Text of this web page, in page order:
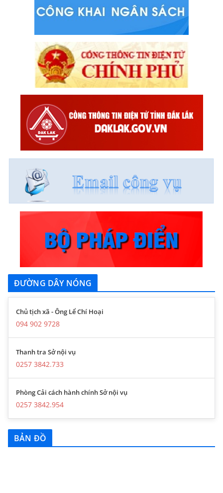
ĐƯỜNG DÂY NÓNG
Chủ tịch xã - Ông Lể Chí Hoại
094 902 9728
Thanh tra Sở nội vụ
0257 3842.733
Phòng Cải cách hành chính Sở nội vụ
0257 3842.954
BẢN ĐỒ